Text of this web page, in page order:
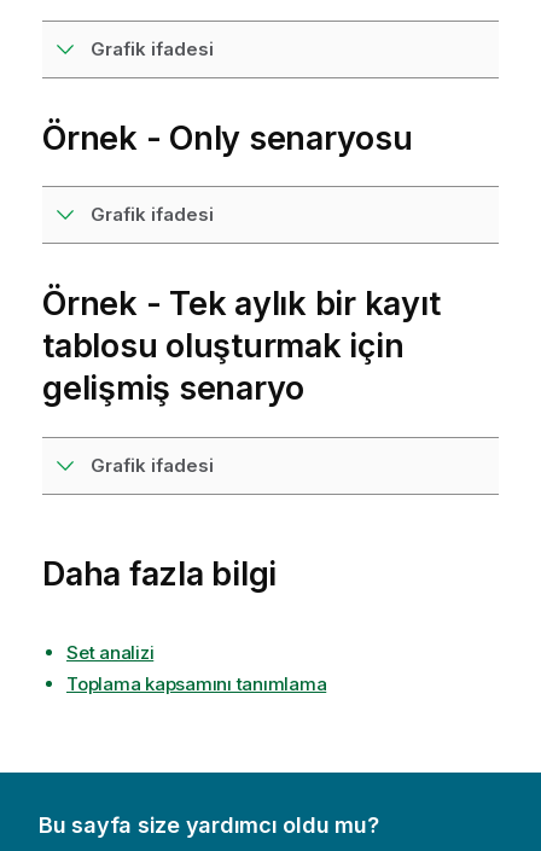
Grafik ifadesi
Örnek - Only senaryosu
Grafik ifadesi
Örnek - Tek aylık bir kayıt
tablosu oluşturmak için
gelişmiş senaryo
Grafik ifadesi
Daha fazla bilgi
Set analizi
Toplama kapsamını tanımlama
Bu sayfa size yardımcı oldu mu?